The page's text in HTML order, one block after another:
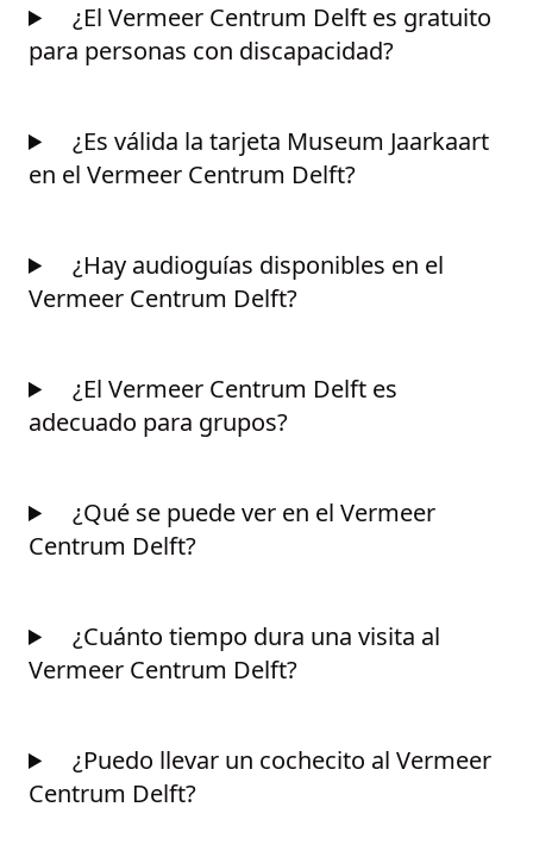
¿El Vermeer Centrum Delft es gratuito
para personas con discapacidad?
¿Es válida la tarjeta Museum Jaarkaart
en el Vermeer Centrum Delft?
¿Hay audioguías disponibles en el
Vermeer Centrum Delft?
¿El Vermeer Centrum Delft es
adecuado para grupos?
¿Qué se puede ver en el Vermeer
Centrum Delft?
¿Cuánto tiempo dura una visita al
Vermeer Centrum Delft?
¿Puedo llevar un cochecito al Vermeer
Centrum Delft?